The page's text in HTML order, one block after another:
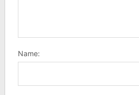
Name: